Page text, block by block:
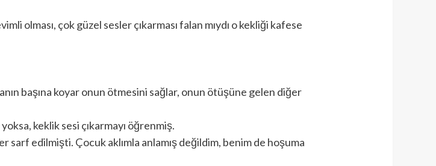
olması, çok güzel sesler çıkarması falan mıydı o kekliği kafese
başına koyar onun ötmesini sağlar, onun ötüşüne gelen diğer
keklik sesi çıkarmayı öğrenmiş.
edilmişti. Çocuk aklımla anlamış değildim, benim de hoşuma